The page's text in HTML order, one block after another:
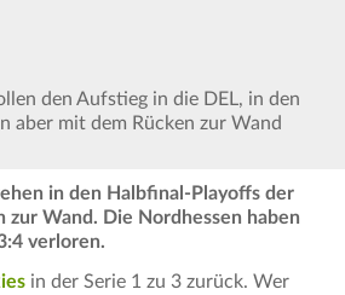
den Aufstieg in die DEL, in den
aber mit dem Rücken zur Wand
in den Halbfinal-Playoffs der
zur Wand. Die Nordhessen haben
verloren.
in der Serie 1 zu 3 zurück. Wer